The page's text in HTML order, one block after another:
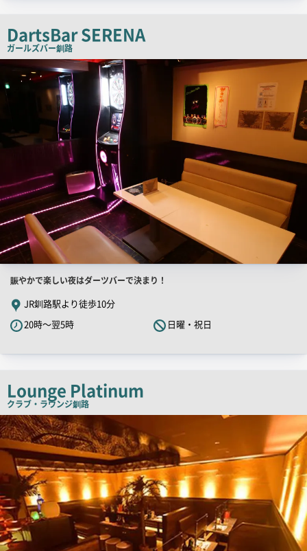
ピ
ー
DartsBar SERENA
ガールズバー釧路
検
結
果
画
店
舗
PR
キ
コ
ピ
ー
賑やかで楽しい夜はダーツバーで決まり！
JR釧路駅より徒歩10分
20時～翌5時
日曜・祝日
Lounge Platinum
クラブ・ラウンジ釧路
検
索
結
果
一
用
像